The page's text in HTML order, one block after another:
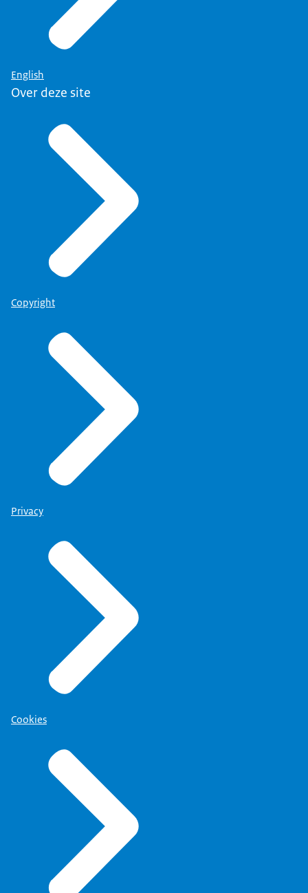
English
Over deze site
Copyright
Privacy
Cookies